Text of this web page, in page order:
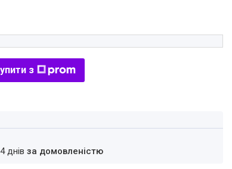
з
днівза домовленістю